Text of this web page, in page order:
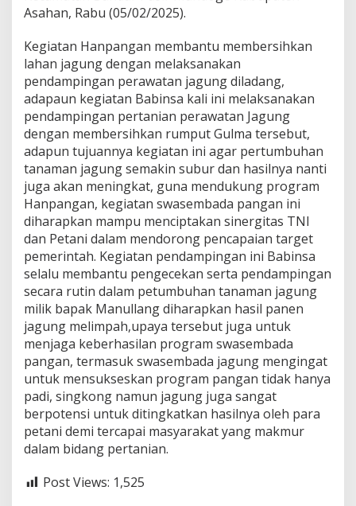
m
1
4
B
P
M
K
o
d
i
m
0
2
0
8
/
A
s
a
h
a
n
Asahan, Rabu (05/02/2025).
Kegiatan Hanpangan membantu membersihkan
lahan jagung dengan melaksanakan
pendampingan perawatan jagung diladang,
adapaun kegiatan Babinsa kali ini melaksanakan
pendampingan pertanian perawatan Jagung
dengan membersihkan rumput Gulma tersebut,
adapun tujuannya kegiatan ini agar pertumbuhan
tanaman jagung semakin subur dan hasilnya nanti
juga akan meningkat, guna mendukung program
Hanpangan, kegiatan swasembada pangan ini
diharapkan mampu menciptakan sinergitas TNI
dan Petani dalam mendorong pencapaian target
pemerintah. Kegiatan pendampingan ini Babinsa
selalu membantu pengecekan serta pendampingan
secara rutin dalam petumbuhan tanaman jagung
milik bapak Manullang diharapkan hasil panen
jagung melimpah,upaya tersebut juga untuk
menjaga keberhasilan program swasembada
pangan, termasuk swasembada jagung mengingat
untuk mensukseskan program pangan tidak hanya
padi, singkong namun jagung juga sangat
berpotensi untuk ditingkatkan hasilnya oleh para
petani demi tercapai masyarakat yang makmur
dalam bidang pertanian.
Post Views: 1,525